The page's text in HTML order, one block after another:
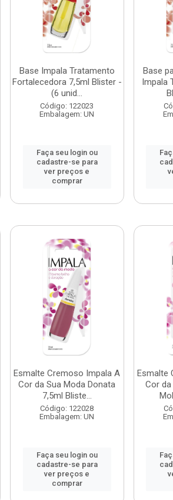
Base Impala Tratamento
Fortalecedora 7,5ml Blister -
(6 unid...
Código: 122023
Embalagem: UN
Faça seu login ou
cadastre-se para
ver preços e
comprar
Base
Impala
Esmalte Cremoso Impala A
Cor da Sua Moda Donata
7,5ml Bliste...
Código: 122028
Embalagem: UN
Faça seu login ou
cadastre-se para
ver preços e
comprar
Esmalte
Cor